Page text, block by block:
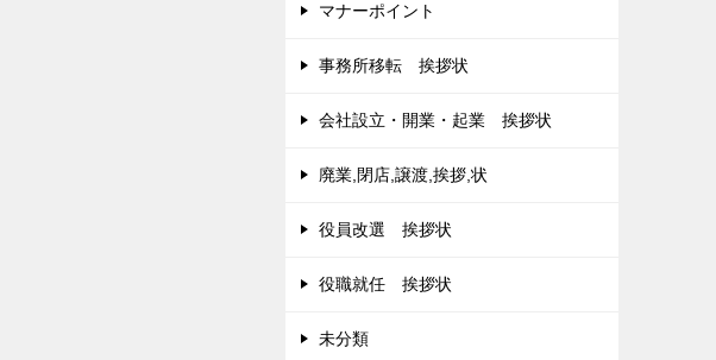
マナーポイント
事務所移転 挨拶状
会社設立・開業・起業 挨拶状
廃業,閉店,譲渡,挨拶,状
役員改選 挨拶状
役職就任 挨拶状
未分類